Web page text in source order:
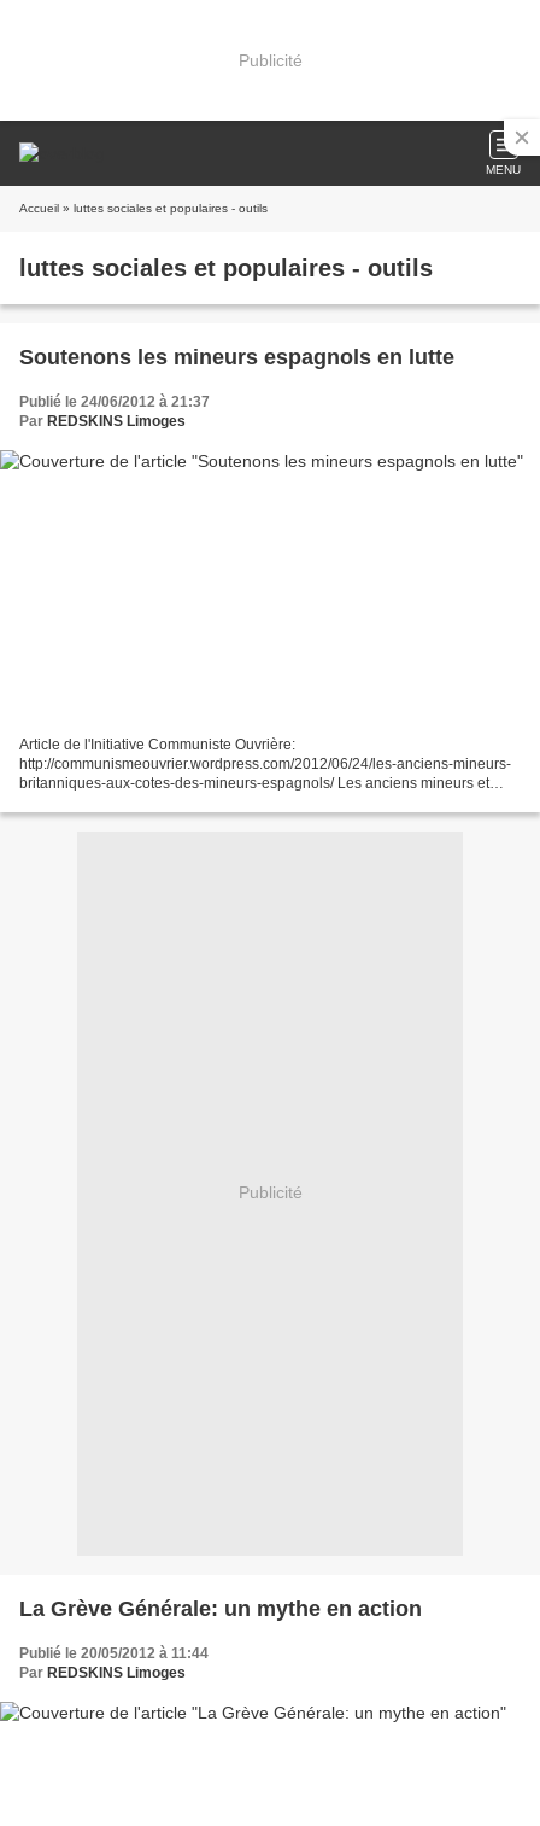
Publicité
MENU
Accueil » luttes sociales et populaires - outils
luttes sociales et populaires - outils
Soutenons les mineurs espagnols en lutte
Publié le 24/06/2012 à 21:37
Par REDSKINS Limoges
Article de l'Initiative Communiste Ouvrière:
http://communismeouvrier.wordpress.com/2012/06/24/les-anciens-mineurs-
britanniques-aux-cotes-des-mineurs-espagnols/ Les anciens mineurs et
Publicité
La Grève Générale: un mythe en action
Publié le 20/05/2012 à 11:44
Par REDSKINS Limoges